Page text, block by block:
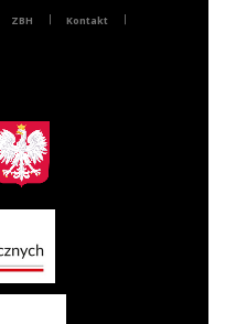
ZBH Kontakt